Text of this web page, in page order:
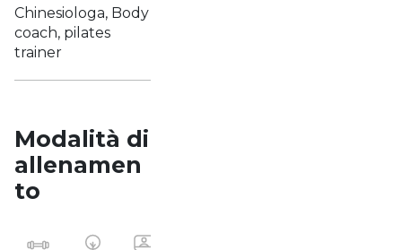
Chinesiologa, Body
coach, pilates
trainer
Modalità di
allenamen
to